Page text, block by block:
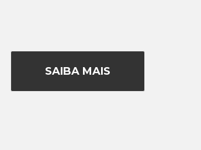
SAIBA MAIS